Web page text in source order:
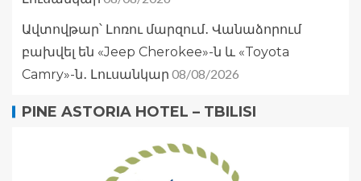
Ավտովթար՝ Լոռու մարզում․ Վանաձորում
բախվել են «Jeep Cherokee»-ն և «Toyota
Camry»-ն․ Լուսանկար 08/08/2026
PINE ASTORIA HOTEL – TBILISI